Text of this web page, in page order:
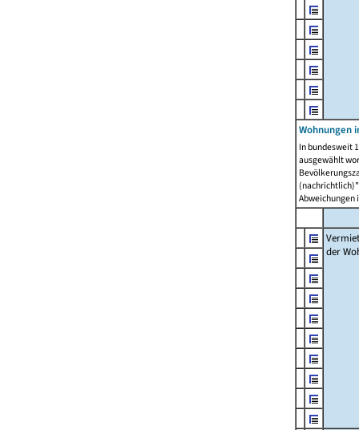
Wohnungen
In bundesweit
ausgewählt
Abweichungen
der